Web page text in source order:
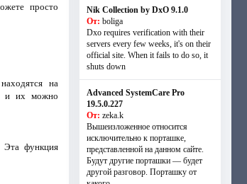
просто
на
и их можно
Эта функция
Nik Collection by DxO 9.1.0
От: boliga
Dxo requires verification with their
servers every few weeks, it's on their
official site. When it fails to do so, it
shuts down
Advanced SystemCare Pro
19.5.0.227
От: zeka.k
Вышеизложенное относится
исключительно к порташке,
представленной на данном сайте.
Будут другие порташки — будет
другой разговор. Порташку от